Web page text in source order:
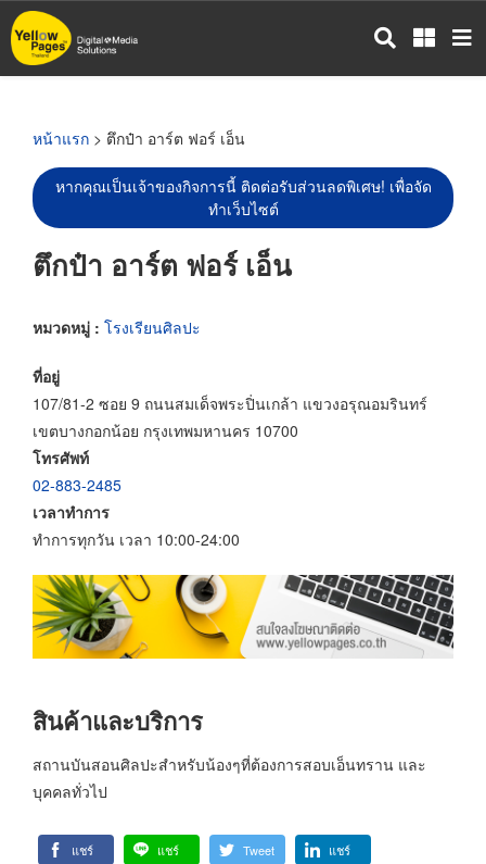
ข้าม
ไป
หน้าแรก > ตึกป๋า อาร์ต ฟอร์ เอ็น
หากคุณเป็นเจ้าของกิจการนี้ ติดต่อรับส่วนลดพิเศษ! เพื่อจัด
ทำเว็บไซต์
ตึกป๋า อาร์ต ฟอร์ เอ็น
หมวดหมู่ : โรงเรียนศิลปะ
ที่อยู่
107/81-2 ซอย 9 ถนนสมเด็จพระปิ่นเกล้า แขวงอรุณอมรินทร์
เขตบางกอกน้อย กรุงเทพมหานคร 10700
โทรศัพท์
02-883-2485
เวลาทำการ
ทำการทุกวัน เวลา 10:00-24:00
สินค้าและบริการ
สถานบันสอนศิลปะสำหรับน้องๆที่ต้องการสอบเอ็นทราน และ
บุคคลทั่วไป
แชร์ แชร์ Tweet แชร์